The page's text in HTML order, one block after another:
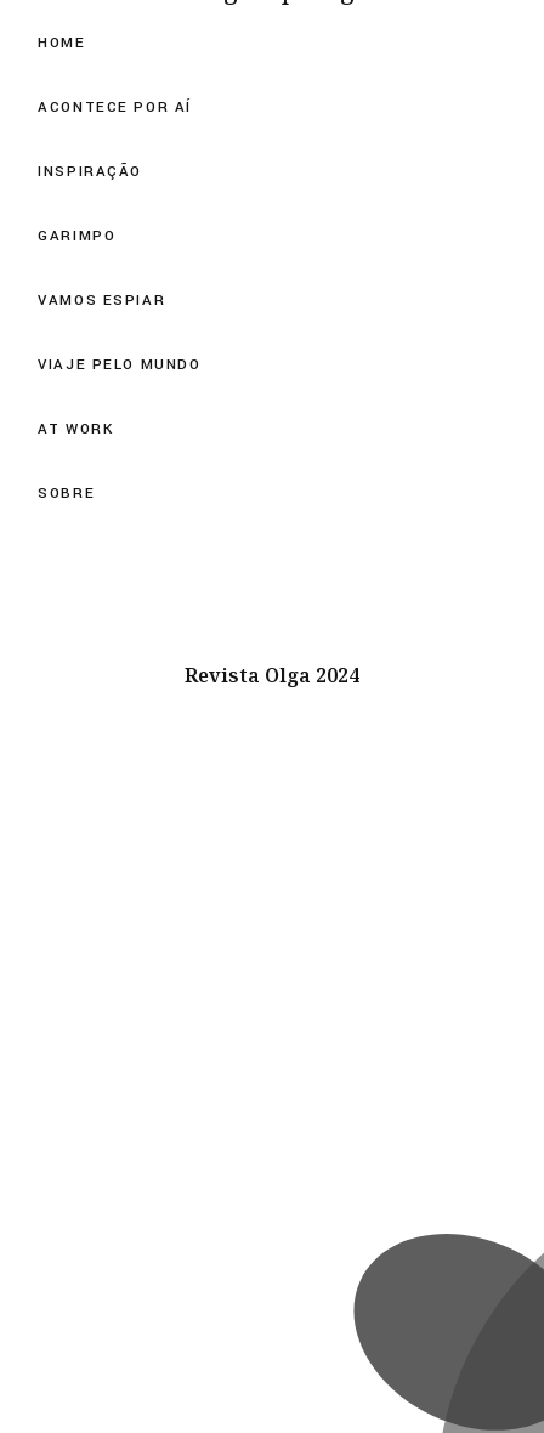
HOME
ACONTECE POR AÍ
INSPIRAÇÃO
GARIMPO
VAMOS ESPIAR
VIAJE PELO MUNDO
AT WORK
SOBRE
Revista Olga 2024